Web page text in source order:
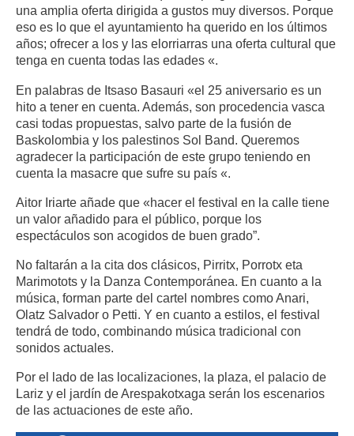
una amplia oferta dirigida a gustos muy diversos. Porque
eso es lo que el ayuntamiento ha querido en los últimos
años; ofrecer a los y las elorriarras una oferta cultural que
tenga en cuenta todas las edades «.
​​​​En palabras de Itsaso Basauri «el 25 aniversario es un
hito a tener en cuenta. Además, son procedencia vasca
casi todas propuestas, salvo parte de la fusión de
Baskolombia y los palestinos Sol Band. Queremos
agradecer la participación de este grupo teniendo en
cuenta la masacre que sufre su país «.
​​​​Aitor Iriarte añade que «hacer el festival en la calle tiene
un valor añadido para el público, porque los
espectáculos son acogidos de buen grado”.
​​​​No faltarán a la cita dos clásicos, Pirritx, Porrotx eta
Marimotots y la Danza Contemporánea. En cuanto a la
música, forman parte del cartel nombres como Anari,
Olatz Salvador o Petti. Y en cuanto a estilos, el festival
tendrá de todo, combinando música tradicional con
sonidos actuales.
​​​​Por el lado de las localizaciones, la plaza, el palacio de
Lariz y el jardín de Arespakotxaga serán los escenarios
de las actuaciones de este año.​